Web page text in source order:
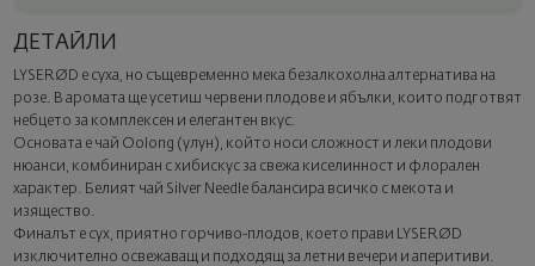
Куриер на Seewines до адрес в рамките на град София
Изненадайте със стил
Добавете луксозна подаръчна опаковка и персонализирана
картичка с ваше пожелание. Изберете тази опция в
следващата стъпка от поръчката.
ДЕТАЙЛИ
LYSERØD е суха, но същевременно мека безалкохолна алтернатива на
розе. В аромата ще усетиш червени плодове и ябълки, които подготвят
небцето за комплексен и елегантен вкус.
Основата е чай Oolong (улун), който носи сложност и леки плодови
нюанси, комбиниран с хибискус за свежа киселинност и флорален
характер. Белият чай Silver Needle балансира всичко с мекота и
изящество.
Финалът е сух, приятно горчиво-плодов, което прави LYSERØD
изключително освежаващ и подходящ за летни вечери и аперитиви.